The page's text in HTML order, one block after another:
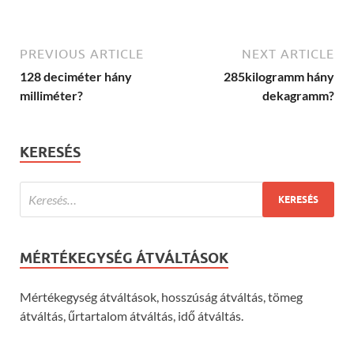
PREVIOUS ARTICLE
128 deciméter hány
milliméter?
NEXT ARTICLE
285kilogramm hány
dekagramm?
KERESÉS
MÉRTÉKEGYSÉG ÁTVÁLTÁSOK
Mértékegység átváltások, hosszúság átváltás, tömeg
átváltás, űrtartalom átváltás, idő átváltás.